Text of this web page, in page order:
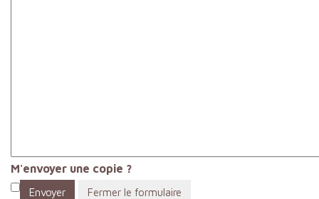
M'envoyer une copie ?
Envoyer
Fermer le formulaire